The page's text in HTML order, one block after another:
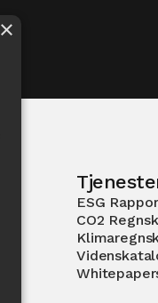
ESG
CO2
×